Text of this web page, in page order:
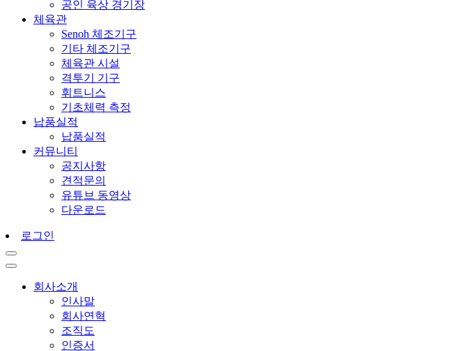
공인 육상 경기장
체육관
Senoh 체조기구
기타 체조기구
체육관 시설
격투기 기구
휘트니스
기초체력 측정
납품실적
납품실적
커뮤니티
공지사항
견적문의
유튜브 동영상
다운로드
로그인
회사소개
인사말
회사연혁
조직도
인증서